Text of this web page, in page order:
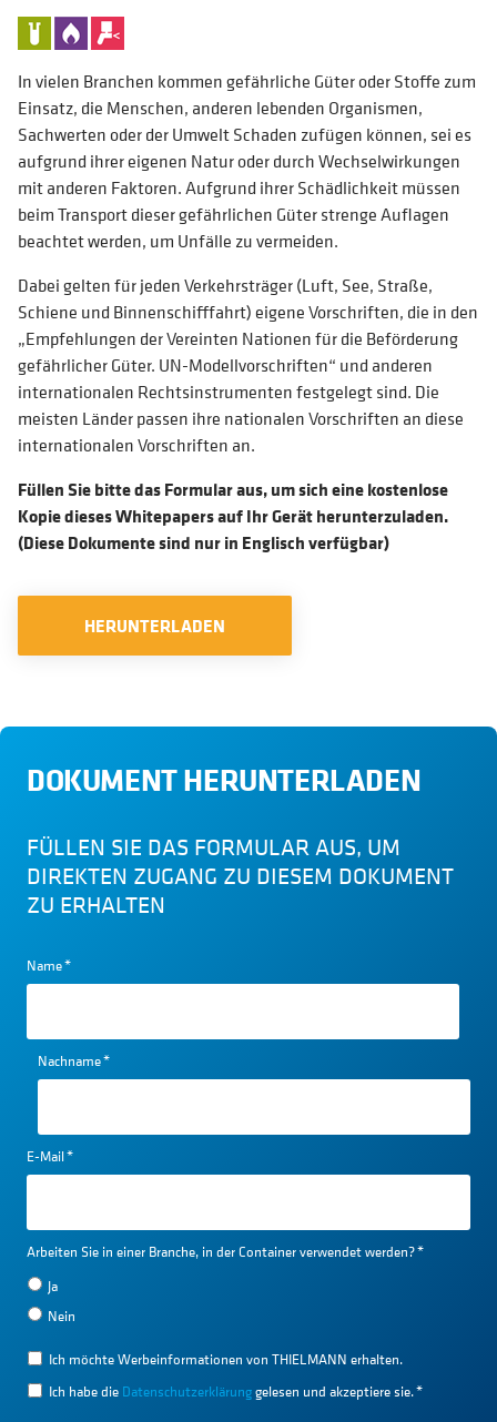
In vielen Branchen kommen gefährliche Güter oder Stoffe zum
Einsatz, die Menschen, anderen lebenden Organismen,
Sachwerten oder der Umwelt Schaden zufügen können, sei es
aufgrund ihrer eigenen Natur oder durch Wechselwirkungen
mit anderen Faktoren. Aufgrund ihrer Schädlichkeit müssen
beim Transport dieser gefährlichen Güter strenge Auflagen
beachtet werden, um Unfälle zu vermeiden.
Dabei gelten für jeden Verkehrsträger (Luft, See, Straße,
Schiene und Binnenschifffahrt) eigene Vorschriften, die in den
„Empfehlungen der Vereinten Nationen für die Beförderung
gefährlicher Güter. UN-Modellvorschriften“ und anderen
internationalen Rechtsinstrumenten festgelegt sind. Die
meisten Länder passen ihre nationalen Vorschriften an diese
internationalen Vorschriften an.
Füllen Sie bitte das Formular aus, um sich eine kostenlose
Kopie dieses Whitepapers auf Ihr Gerät herunterzuladen.
(Diese Dokumente sind nur in Englisch verfügbar)
HERUNTERLADEN
DOKUMENT HERUNTERLADEN
FÜLLEN SIE DAS FORMULAR AUS, UM
DIREKTEN ZUGANG ZU DIESEM DOKUMENT
ZU ERHALTEN
Name*
Nachname*
E-Mail*
Arbeiten Sie in einer Branche, in der Container verwendet werden?*
Ja
Nein
Ich möchte Werbeinformationen von THIELMANN erhalten.
Ich habe die Datenschutzerklärunggelesen und akzeptiere sie.*